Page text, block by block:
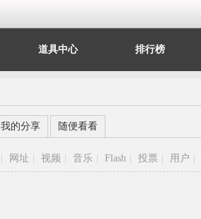
道具中心 排行榜
我的分享 随便看看
网址 视频 音乐 Flash 投票 用户